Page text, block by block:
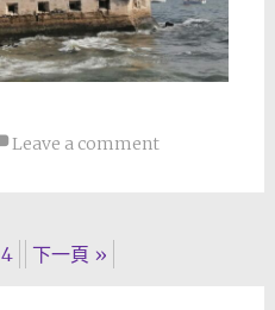
Leave a comment
4 下一頁 »